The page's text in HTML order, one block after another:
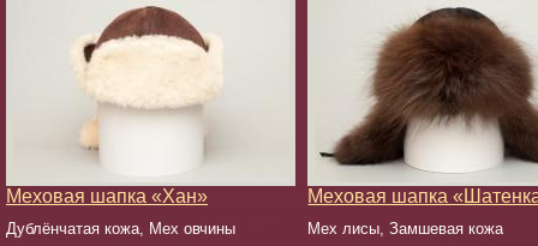
Меховая шапка «Хан»
Дублёнчатая кожа, Мех овчины
Меховая шапка
Мех лисы, Замшевая кожа